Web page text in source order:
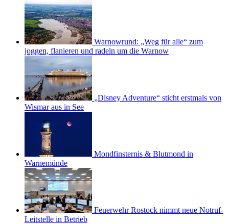
Warnowrund: „Weg für alle“ zum
joggen, flanieren und radeln um die Warnow
„Disney Adventure“ sticht erstmals von
Wismar aus in See
Mondfinsternis & Blutmond in
Warnemünde
Feuerwehr Rostock nimmt neue Notruf-
Leitstelle in Betrieb